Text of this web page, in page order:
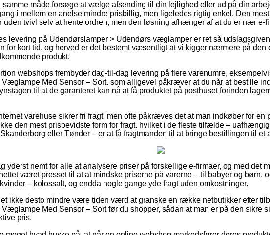
samme måde forsøge at vælge afsending til din lejlighed eller ud på din
i mellem en anelse mindre prisbillig, men ligeledes rigtig enkel. Den
uden tvivl selv at hente ordren, men den løsning afhænger af at du er nær e-
levering på Udendørslamper > Udendørs væglamper er ret så
for kort tid, og herved er det bestemt væsentligt at vi kigger nærmere på den
produkt.
webshops frembyder dag-til-dag levering på flere varenumre,
Væglampe Med Sensor – Sort, som alligevel påkræver at du når at bestille
til at de garanteret kan nå at få produktet på posthuset forinden
varehuse sikrer fri fragt, men ofte påkræves det at man indkøber for
den mest prisbevidste form for fragt, hvilket i de fleste tilfælde –
eller Tønder – er at få fragtmanden til at bringe bestillingen til et
yderst nemt for alle at analysere priser på forskellige e-firmaer, og med det
været presset til at at mindske priserne på varerne – til babyer og børn,
– kolossalt, og endda nogle gange yde fragt uden omkostninger.
ikke desto mindre være tiden værd at granske en række netbutikker efter
Med Sensor – Sort før du shopper, sådan at man er på den sikre
pris.